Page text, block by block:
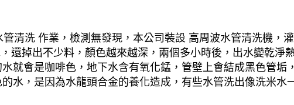
清洗 作業，檢測無發現，本公司裝設 高周波水管清洗機，
還掉出不少料，顏色越來越深，兩個多小時後，出水變乾淨
就會是咖啡色，地下水含有氧化錳，管壁上會結成黑色管垢
水，是因為水龍頭合金的養化造成，有些水管洗出像洗米水